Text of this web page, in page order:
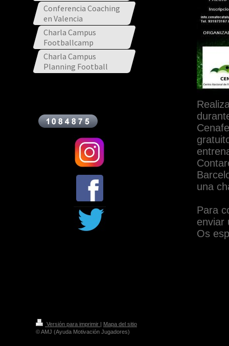
Conferencia Coaching
en Valencia
Charla Campus
Footballcamp
Charla Campus
Planning Football
una
Para
enviar
Os
Versión para imprimir | Mapa del sitio
© AMJ (Ayuda Motivación Jugadores)